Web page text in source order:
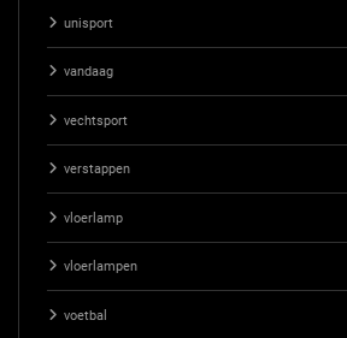
unisport
vandaag
vechtsport
verstappen
vloerlamp
vloerlampen
voetbal